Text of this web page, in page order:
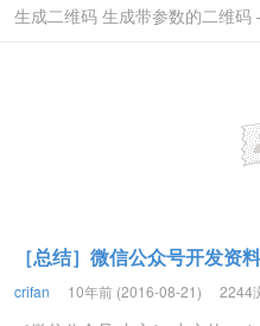
生成二维码 生成带参数的二维码
［总结］微信公众号开发资料
crifan 10年前 (2016-08-21) 2244